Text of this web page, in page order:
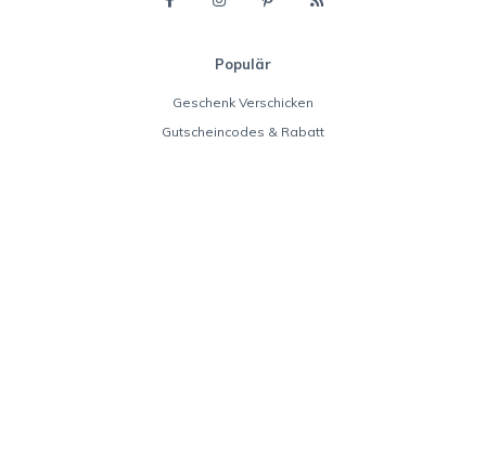
Populär
Geschenk Verschicken
Gutscheincodes & Rabatt